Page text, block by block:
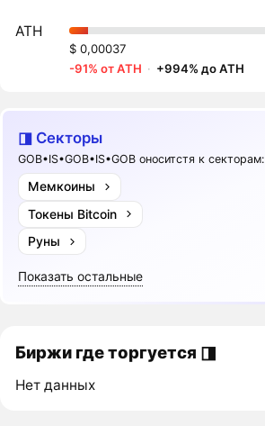
ATH
$ 0,00037
-91% от ATH · +994% до ATH
◨ Секторы
GOB•IS•GOB•IS•GOB оноситстя к секторам:
Мемкоины
Токены Bitcoin
Руны
Показать остальные
Биржи где торгуется ◨
Нет данных